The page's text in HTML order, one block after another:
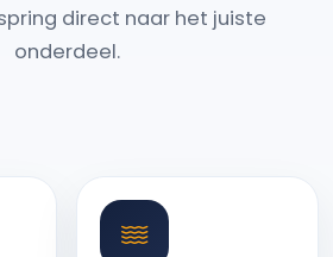
direct naar het juiste
onderdeel.